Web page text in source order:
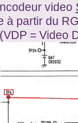
video
à partir du
= Video